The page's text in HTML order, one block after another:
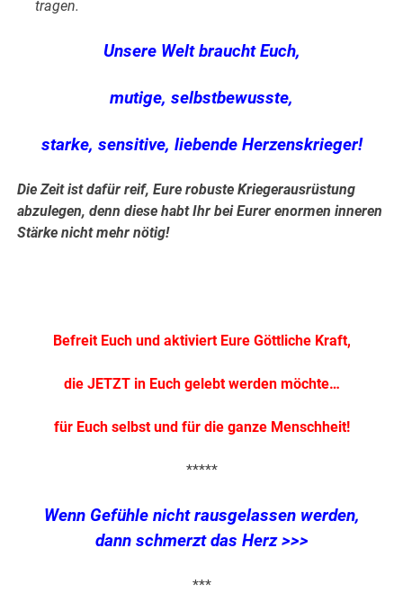
tragen.
Unsere Welt braucht Euch,
mutige, selbstbewusste,
starke, sensitive, liebende Herzenskrieger!
Die Zeit ist dafür reif, Eure robuste Kriegerausrüstung
abzulegen, denn diese habt Ihr bei Eurer enormen inneren
Stärke nicht mehr nötig!
Befreit Euch und aktiviert Eure Göttliche Kraft,
die JETZT in Euch gelebt werden möchte…
für Euch selbst und für die ganze Menschheit!
*****
Wenn Gefühle nicht rausgelassen werden,
dann schmerzt das Herz >>>
***